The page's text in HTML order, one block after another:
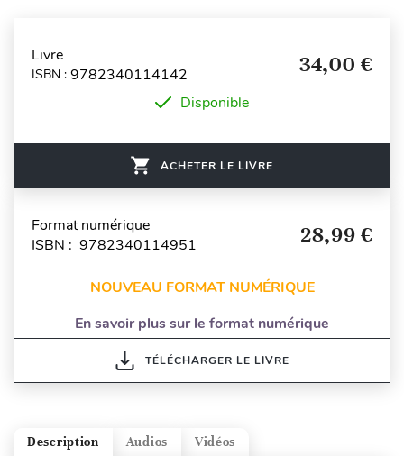
Livre
ISBN : 9782340114142 34,00 €
Disponible
ACHETER LE LIVRE
Format numérique
ISBN : 9782340114951
28,99 €
NOUVEAU FORMAT NUMÉRIQUE
En savoir plus sur le format numérique
TÉLÉCHARGER LE LIVRE
Vidéos
Audios
Description